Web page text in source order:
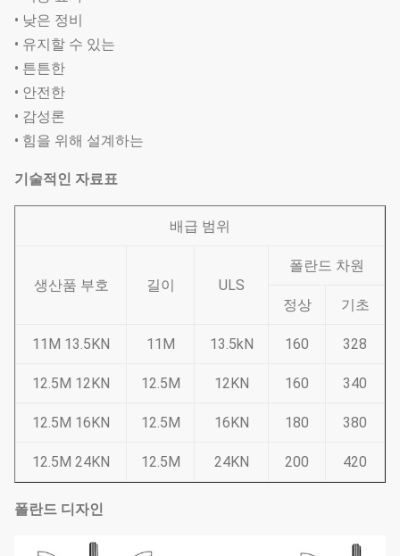
• 낮은 정비
• 유지할 수 있는
• 튼튼한
• 안전한
• 감성론
• 힘을 위해 설계하는
기술적인 자료표
배급 범위
생산품 부호 길이 ULS
폴란드 차원
정상 기초
11M 13.5KN 11M 13.5kN 160 328
12.5M 12KN 12.5M 12KN 160 340
12.5M 16KN 12.5M 16KN 180 380
12.5M 24KN 12.5M 24KN 200 420
폴란드 디자인